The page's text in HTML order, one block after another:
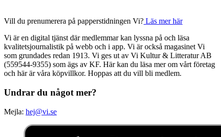
Vill du prenumerera på papperstidningen Vi? Läs mer här
Vi är en digital tjänst där medlemmar kan lyssna på och läsa
kvalitetsjournalistik på webb och i app. Vi är också magasinet Vi
som grundades redan 1913. Vi ges ut av Vi Kultur & Litteratur AB
(559544-9355) som ägs av KF. Här kan du läsa mer om vårt företag
och här är våra köpvillkor. Hoppas att du vill bli medlem.
Undrar du något mer?
Mejla: hej@vi.se